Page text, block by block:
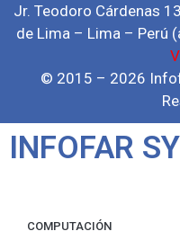
Jr. Teodoro Cárdenas
de Lima – Lima – Perú
© 2015 – 2026
INFOFAR
COMPUTACIÓN